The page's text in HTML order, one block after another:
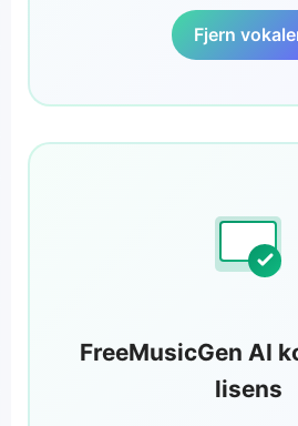
Fjern
FreeMusicGen AI
lisens